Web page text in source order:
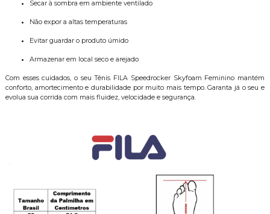
Secar à sombra em ambiente ventilado
Não expor a altas temperaturas
Evitar guardar o produto úmido
Armazenar em local seco e arejado
Com esses cuidados, o seu Tênis FILA Speedrocker Skyfoam Feminino mantém
conforto, amortecimento e durabilidade por muito mais tempo. Garanta já o seu e
evolua sua corrida com mais fluidez, velocidade e segurança.